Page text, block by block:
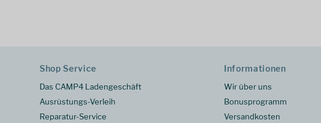
Shop Service
Das CAMP4 Ladengeschäft
Ausrüstungs-Verleih
Reparatur-Service
Informationen
Wir über uns
Bonusprogramm
Versandkosten